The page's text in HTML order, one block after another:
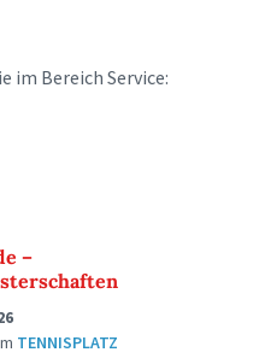
im Bereich Service:
–
TENNISPLATZ